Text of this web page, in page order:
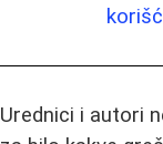
Urednici i autori